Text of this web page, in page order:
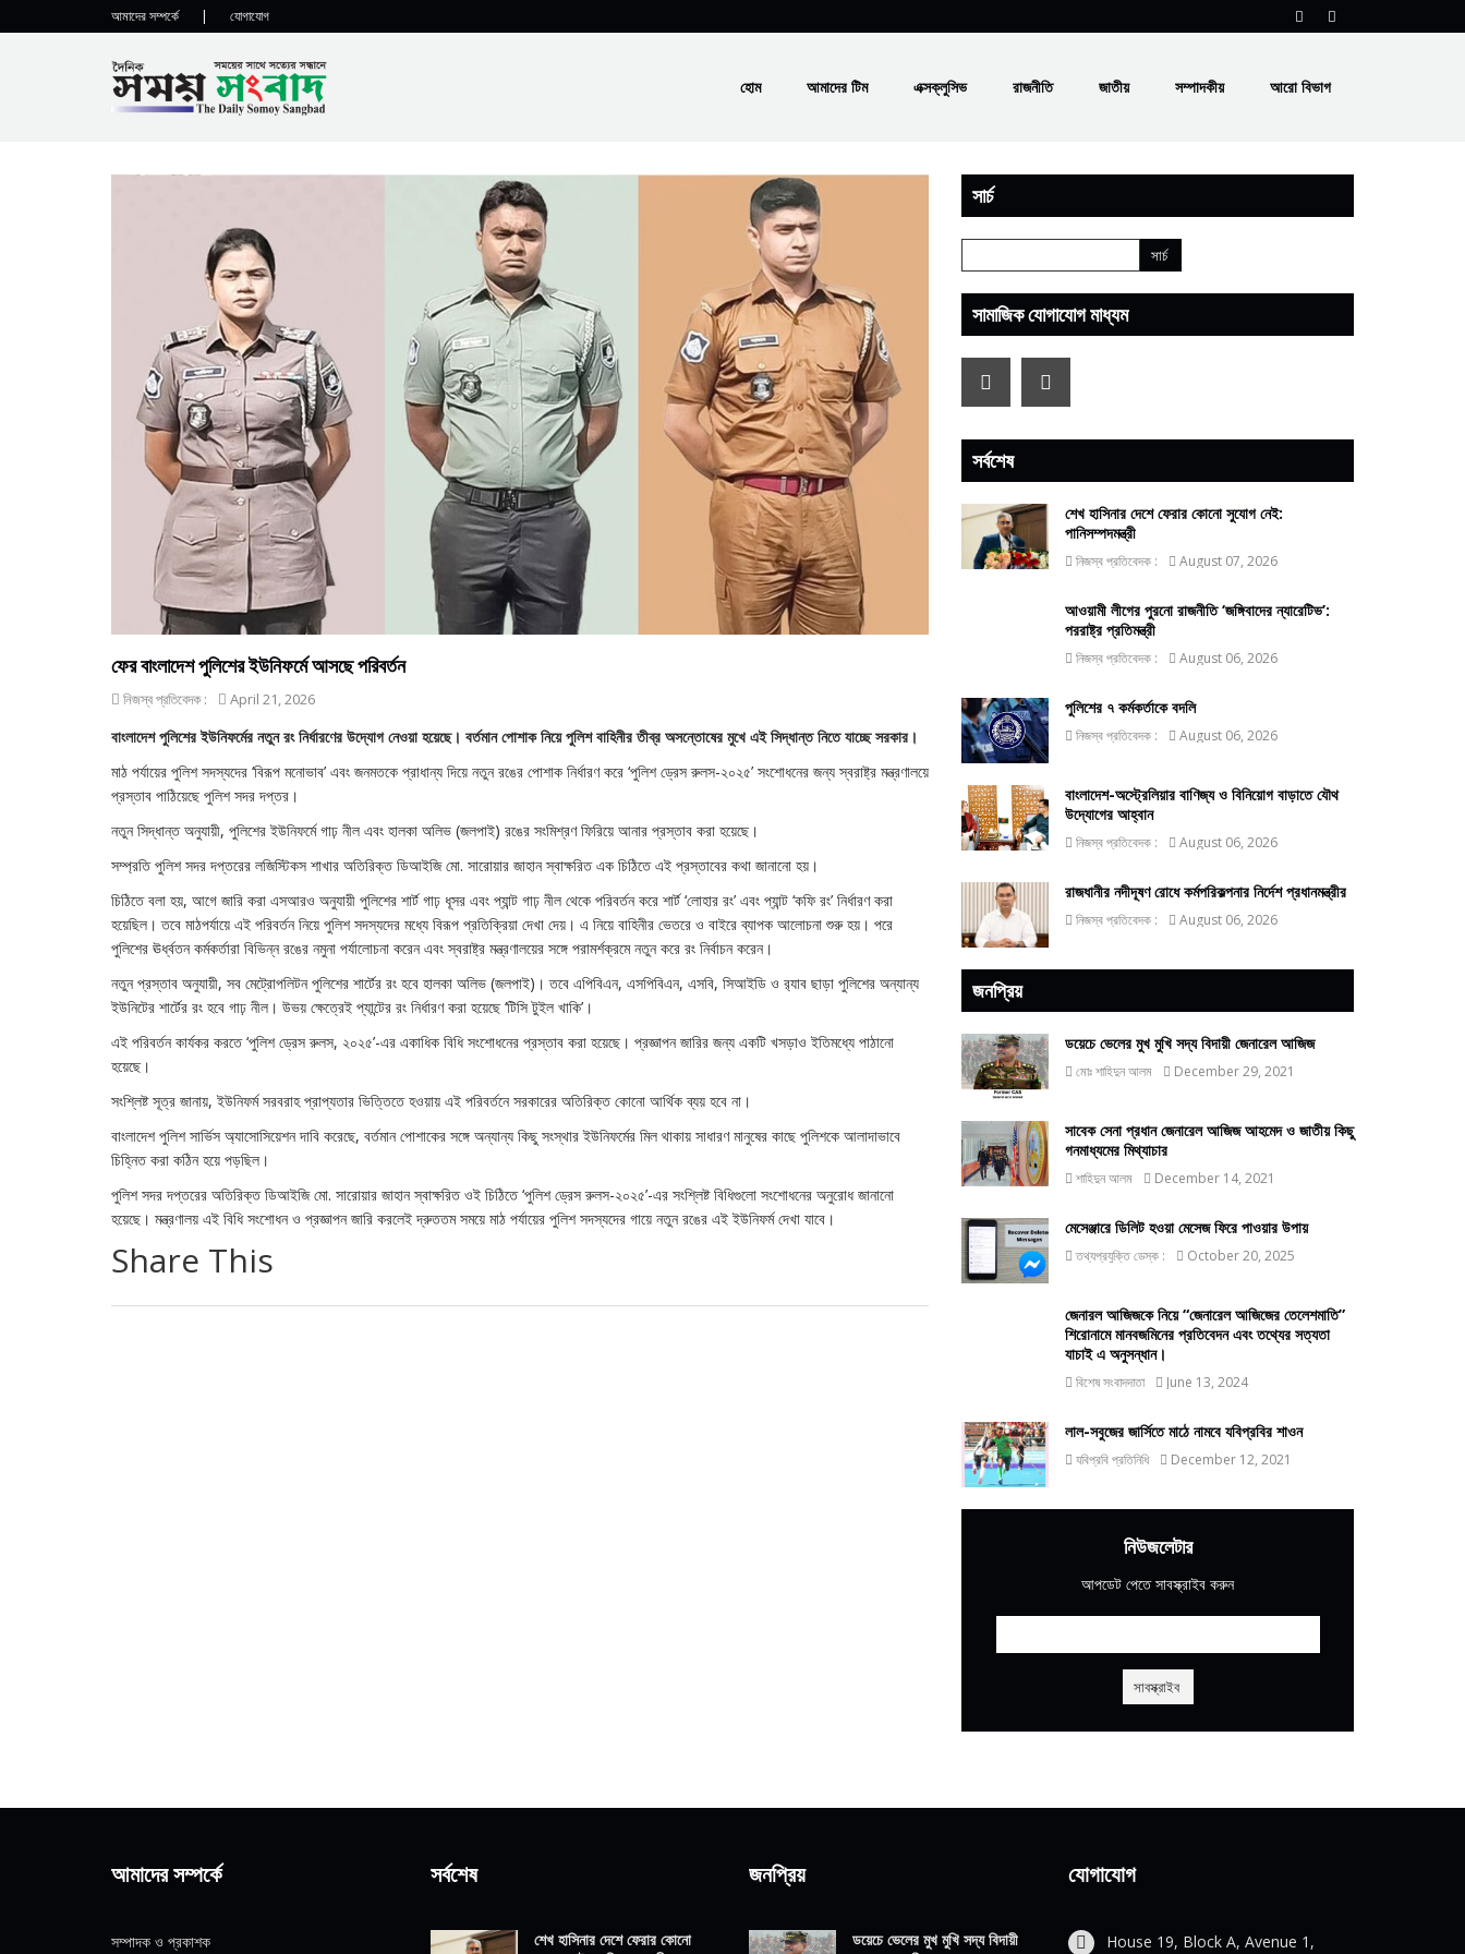
আমাদের সম্পর্কে | যোগাযোগ
হোম আমাদের টিম এক্সক্লুসিভ রাজনীতি জাতীয় সম্পাদকীয় আরো বিভাগ
ফের বাংলাদেশ পুলিশের ইউনিফর্মে আসছে পরিবর্তন
নিজস্ব প্রতিবেদক : April 21, 2026
বাংলাদেশ পুলিশের ইউনিফর্মের নতুন রং নির্ধারণের উদ্যোগ নেওয়া হয়েছে। বর্তমান পোশাক নিয়ে পুলিশ বাহিনীর তীব্র অসন্তোষের মুখে এই সিদ্ধান্ত নিতে যাচ্ছে সরকার।
মাঠ পর্যায়ের পুলিশ সদস্যদের ‘বিরূপ মনোভাব’ এবং জনমতকে প্রাধান্য দিয়ে নতুন রঙের পোশাক নির্ধারণ করে ‘পুলিশ ড্রেস রুলস-২০২৫’ সংশোধনের জন্য স্বরাষ্ট্র মন্ত্রণালয়ে
প্রস্তাব পাঠিয়েছে পুলিশ সদর দপ্তর।
নতুন সিদ্ধান্ত অনুযায়ী, পুলিশের ইউনিফর্মে গাঢ় নীল এবং হালকা অলিভ (জলপাই) রঙের সংমিশ্রণ ফিরিয়ে আনার প্রস্তাব করা হয়েছে।
সম্প্রতি পুলিশ সদর দপ্তরের লজিস্টিকস শাখার অতিরিক্ত ডিআইজি মো. সারোয়ার জাহান স্বাক্ষরিত এক চিঠিতে এই প্রস্তাবের কথা জানানো হয়।
চিঠিতে বলা হয়, আগে জারি করা এসআরও অনুযায়ী পুলিশের শার্ট গাঢ় ধূসর এবং প্যান্ট গাঢ় নীল থেকে পরিবর্তন করে শার্ট ‘লোহার রং’ এবং প্যান্ট ‘কফি রং’ নির্ধারণ করা
হয়েছিল। তবে মাঠপর্যায়ে এই পরিবর্তন নিয়ে পুলিশ সদস্যদের মধ্যে বিরূপ প্রতিক্রিয়া দেখা দেয়। এ নিয়ে বাহিনীর ভেতরে ও বাইরে ব্যাপক আলোচনা শুরু হয়। পরে
পুলিশের ঊর্ধ্বতন কর্মকর্তারা বিভিন্ন রঙের নমুনা পর্যালোচনা করেন এবং স্বরাষ্ট্র মন্ত্রণালয়ের সঙ্গে পরামর্শক্রমে নতুন করে রং নির্বাচন করেন।
নতুন প্রস্তাব অনুযায়ী, সব মেট্রোপলিটন পুলিশের শার্টের রং হবে হালকা অলিভ (জলপাই)। তবে এপিবিএন, এসপিবিএন, এসবি, সিআইডি ও র‌্যাব ছাড়া পুলিশের অন্যান্য
ইউনিটের শার্টের রং হবে গাঢ় নীল। উভয় ক্ষেত্রেই প্যান্টের রং নির্ধারণ করা হয়েছে ‘টিসি টুইল খাকি’।
এই পরিবর্তন কার্যকর করতে ‘পুলিশ ড্রেস রুলস, ২০২৫’-এর একাধিক বিধি সংশোধনের প্রস্তাব করা হয়েছে। প্রজ্ঞাপন জারির জন্য একটি খসড়াও ইতিমধ্যে পাঠানো
হয়েছে।
সংশ্লিষ্ট সূত্র জানায়, ইউনিফর্ম সরবরাহ প্রাপ্যতার ভিত্তিতে হওয়ায় এই পরিবর্তনে সরকারের অতিরিক্ত কোনো আর্থিক ব্যয় হবে না।
বাংলাদেশ পুলিশ সার্ভিস অ্যাসোসিয়েশন দাবি করেছে, বর্তমান পোশাকের সঙ্গে অন্যান্য কিছু সংস্থার ইউনিফর্মের মিল থাকায় সাধারণ মানুষের কাছে পুলিশকে আলাদাভাবে
চিহ্নিত করা কঠিন হয়ে পড়ছিল।
পুলিশ সদর দপ্তরের অতিরিক্ত ডিআইজি মো. সারোয়ার জাহান স্বাক্ষরিত ওই চিঠিতে ‘পুলিশ ড্রেস রুলস-২০২৫’-এর সংশ্লিষ্ট বিধিগুলো সংশোধনের অনুরোধ জানানো
হয়েছে। মন্ত্রণালয় এই বিধি সংশোধন ও প্রজ্ঞাপন জারি করলেই দ্রুততম সময়ে মাঠ পর্যায়ের পুলিশ সদস্যদের গায়ে নতুন রঙের এই ইউনিফর্ম দেখা যাবে।
Share This
সার্চ
সামাজিক যোগাযোগ মাধ্যম
সর্বশেষ
শেখ হাসিনার দেশে ফেরার কোনো সুযোগ নেই:
পানিসম্পদমন্ত্রী
নিজস্ব প্রতিবেদক : August 07, 2026
আওয়ামী লীগের পুরনো রাজনীতি ‘জঙ্গিবাদের ন্যারেটিভ’:
পররাষ্ট্র প্রতিমন্ত্রী
নিজস্ব প্রতিবেদক : August 06, 2026
পুলিশের ৭ কর্মকর্তাকে বদলি
নিজস্ব প্রতিবেদক : August 06, 2026
বাংলাদেশ-অস্ট্রেলিয়ার বাণিজ্য ও বিনিয়োগ বাড়াতে যৌথ
উদ্যোগের আহ্বান
নিজস্ব প্রতিবেদক : August 06, 2026
রাজধানীর নদীদূষণ রোধে কর্মপরিকল্পনার নির্দেশ প্রধানমন্ত্রীর
নিজস্ব প্রতিবেদক : August 06, 2026
জনপ্রিয়
ডয়েচে ভেলের মুখ মুখি সদ্য বিদায়ী জেনারেল আজিজ
মোঃ শাহিদুন আলম December 29, 2021
সাবেক সেনা প্রধান জেনারেল আজিজ আহমেদ ও জাতীয় কিছু
গনমাধ্যমের মিথ্যাচার
শাহিদুন আলম December 14, 2021
মেসেঞ্জারে ডিলিট হওয়া মেসেজ ফিরে পাওয়ার উপায়
তথ্যপ্রযুক্তি ডেস্ক : October 20, 2025
জেনারল আজিজকে নিয়ে “জেনারেল আজিজের তেলেশমাতি”
শিরোনামে মানবজমিনের প্রতিবেদন এবং তথ্যের সত্যতা
যাচাই এ অনুসন্ধান।
বিশেষ সংবাদদাতা June 13, 2024
লাল-সবুজের জার্সিতে মাঠে নামবে যবিপ্রবির শাওন
যবিপ্রবি প্রতিনিধি December 12, 2021
নিউজলেটার
আপডেট পেতে সাবস্ক্রাইব করুন
আমাদের সম্পর্কে
সম্পাদক ও প্রকাশক
সর্বশেষ
শেখ হাসিনার দেশে ফেরার কোনো
জনপ্রিয়
ডয়েচে ভেলের মুখ মুখি সদ্য বিদায়ী
যোগাযোগ
House 19, Block A, Avenue 1,